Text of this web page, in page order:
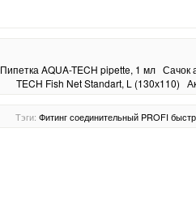
Пипетка AQUA-TECH pipette, 1 мл Сачок
TECH Fish Net Standart, L (130х110)
Тэги: Фитинг соединительный PROFI